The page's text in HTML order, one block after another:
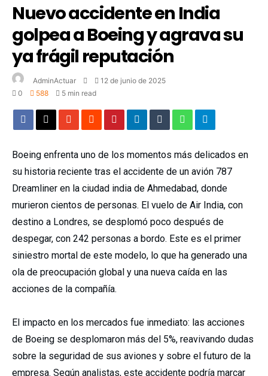
Nuevo accidente en India
golpea a Boeing y agrava su
ya frágil reputación
AdminActuar
12 de junio de 2025
0
588 5 min read
Boeing enfrenta uno de los momentos más delicados en
su historia reciente tras el accidente de un avión 787
Dreamliner en la ciudad india de Ahmedabad, donde
murieron cientos de personas. El vuelo de Air India, con
destino a Londres, se desplomó poco después de
despegar, con 242 personas a bordo. Este es el primer
siniestro mortal de este modelo, lo que ha generado una
ola de preocupación global y una nueva caída en las
acciones de la compañía.
El impacto en los mercados fue inmediato: las acciones
de Boeing se desplomaron más del 5%, reavivando dudas
sobre la seguridad de sus aviones y sobre el futuro de la
empresa. Según analistas, este accidente podría marcar